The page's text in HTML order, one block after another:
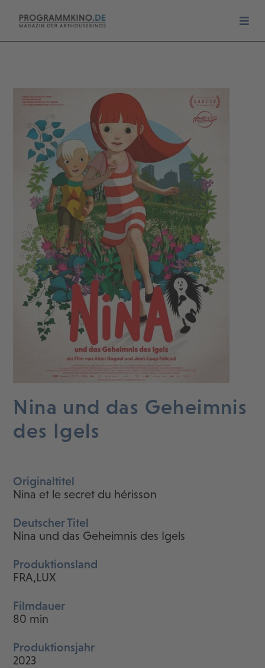
Nina und das Geheimnis
des Igels
Originaltitel
Nina et le secret du hérisson
Deutscher Titel
Nina und das Geheimnis des Igels
Produktionsland
FRA,LUX
Filmdauer
80 min
Produktionsjahr
2023